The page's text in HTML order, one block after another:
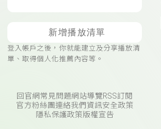
新增播放清單
登入帳戶之後，你就能建立及分享播放清
單、取得個人化推薦內容等。
回官網常見問題網站導覽RSS訂閱
官方粉絲團連絡我們 資訊安全政策
隱私保護政策版權宣告